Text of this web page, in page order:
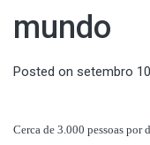
mundo
Posted on setembro
Cerca de 3.000 pessoas